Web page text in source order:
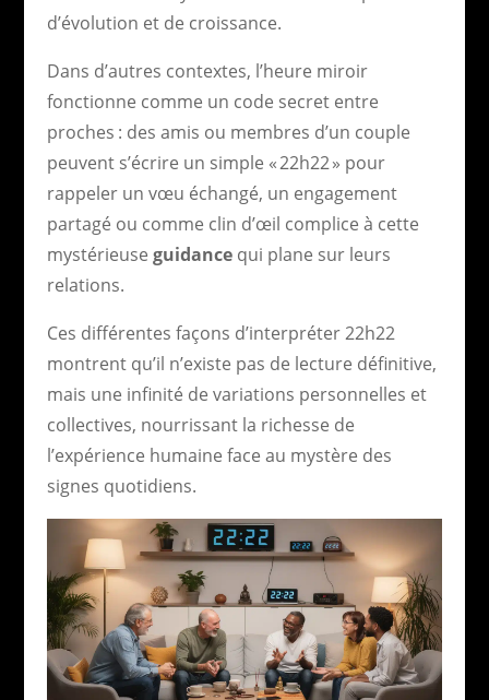
d’évolution et de croissance.
Dans d’autres contextes, l’heure miroir
fonctionne comme un code secret entre
proches : des amis ou membres d’un couple
peuvent s’écrire un simple « 22h22 » pour
rappeler un vœu échangé, un engagement
partagé ou comme clin d’œil complice à cette
mystérieuse guidancequi plane sur leurs
relations.
Ces différentes façons d’interpréter 22h22
montrent qu’il n’existe pas de lecture définitive,
mais une infinité de variations personnelles et
collectives, nourrissant la richesse de
l’expérience humaine face au mystère des
signes quotidiens.